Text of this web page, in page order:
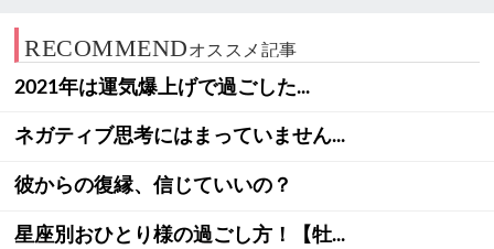
RECOMMENDオススメ記事
2021年は運気爆上げで過ごした...
ネガティブ思考にはまっていません...
彼からの復縁、信じていいの？
星座別おひとり様の過ごし方！【牡...